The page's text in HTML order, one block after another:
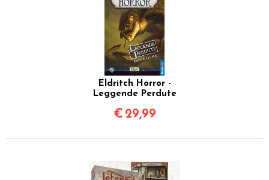
Eldritch Horror -
Leggende Perdute
€ 29,99